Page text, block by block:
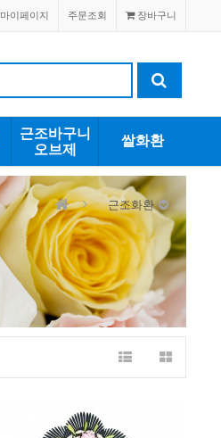
장바구니
주문조회
마이페이지
근조바구니
오브제
쌀화환
근조화환